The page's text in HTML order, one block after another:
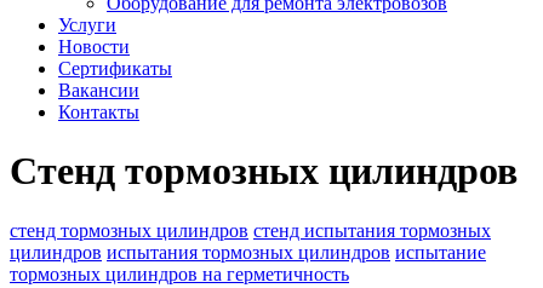
Услуги
Новости
Сертификаты
Вакансии
Контакты
Стенд тормозных цилиндров
стенд тормозных цилиндров стенд испытания тормозных
цилиндров испытания тормозных цилиндров испытание
тормозных цилиндров на герметичность